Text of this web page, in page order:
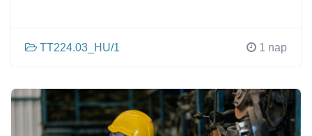
TT224.03_HU/1 1 nap